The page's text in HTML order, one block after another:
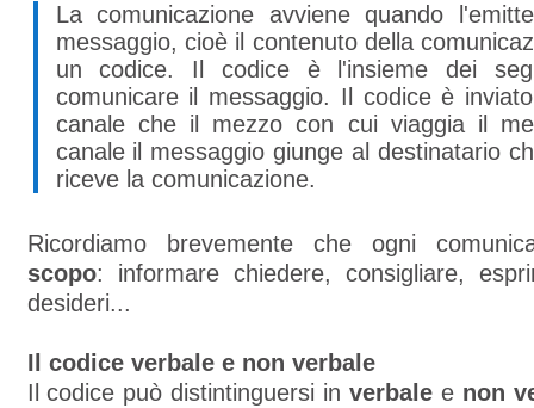
La comunicazione avviene quando
messaggio, cioè il contenuto della
un codice. Il codice è l'insieme dei
comunicare il messaggio. Il codice è
canale che il mezzo con cui viaggia il
canale il messaggio giunge al destinatario
riceve la comunicazione.
Ricordiamo brevemente che ogni
scopo: informare chiedere, consigliare,
desideri...
Il codice verbale e non verbale
Il codice può distintinguersi in verbale e non